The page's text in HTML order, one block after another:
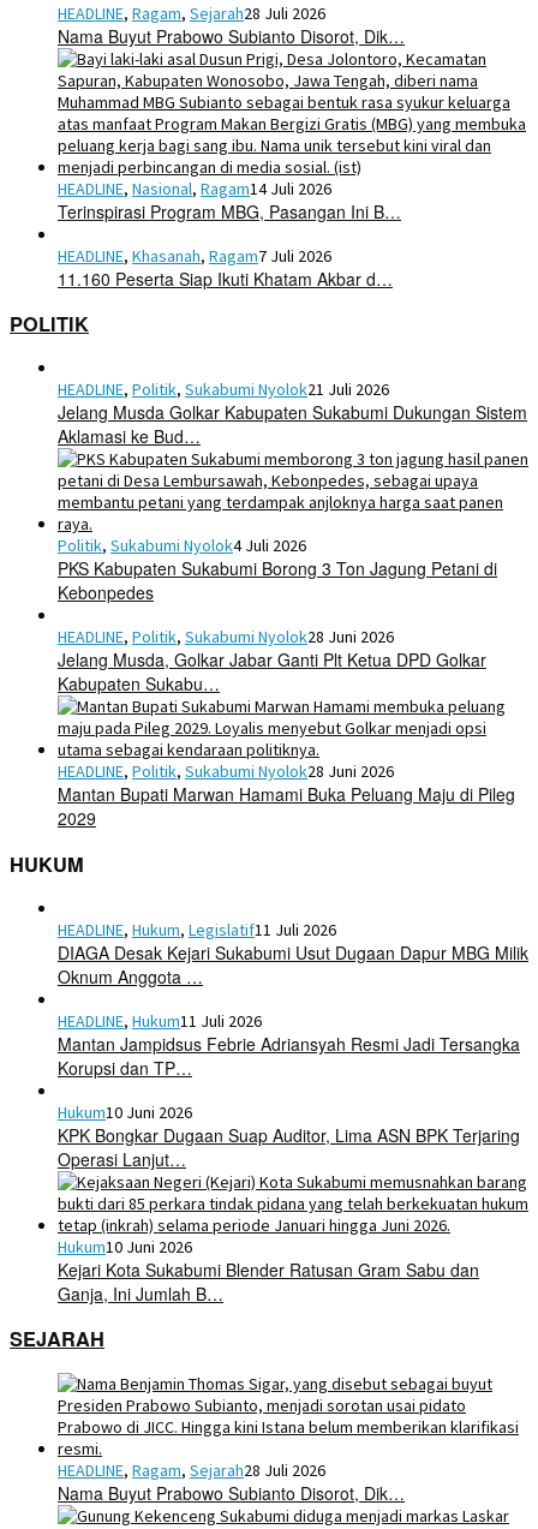
HEADLINE, Ragam, Sejarah28 Juli 2026
Nama Buyut Prabowo Subianto Disorot, Dik…
HEADLINE, Nasional, Ragam14 Juli 2026
Terinspirasi Program MBG, Pasangan Ini B…
HEADLINE, Khasanah, Ragam7 Juli 2026
11.160 Peserta Siap Ikuti Khatam Akbar d…
POLITIK
HEADLINE, Politik, Sukabumi Nyolok21 Juli 2026
Jelang Musda Golkar Kabupaten Sukabumi Dukungan Sistem
Aklamasi ke Bud…
Politik, Sukabumi Nyolok4 Juli 2026
PKS Kabupaten Sukabumi Borong 3 Ton Jagung Petani di
Kebonpedes
HEADLINE, Politik, Sukabumi Nyolok28 Juni 2026
Jelang Musda, Golkar Jabar Ganti Plt Ketua DPD Golkar
Kabupaten Sukabu…
HEADLINE, Politik, Sukabumi Nyolok28 Juni 2026
Mantan Bupati Marwan Hamami Buka Peluang Maju di Pileg
2029
HUKUM
HEADLINE, Hukum, Legislatif11 Juli 2026
DIAGA Desak Kejari Sukabumi Usut Dugaan Dapur MBG Milik
Oknum Anggota …
HEADLINE, Hukum11 Juli 2026
Mantan Jampidsus Febrie Adriansyah Resmi Jadi Tersangka
Korupsi dan TP…
Hukum10 Juni 2026
KPK Bongkar Dugaan Suap Auditor, Lima ASN BPK Terjaring
Operasi Lanjut…
Hukum10 Juni 2026
Kejari Kota Sukabumi Blender Ratusan Gram Sabu dan
Ganja, Ini Jumlah B…
SEJARAH
HEADLINE, Ragam, Sejarah28 Juli 2026
Nama Buyut Prabowo Subianto Disorot, Dik…